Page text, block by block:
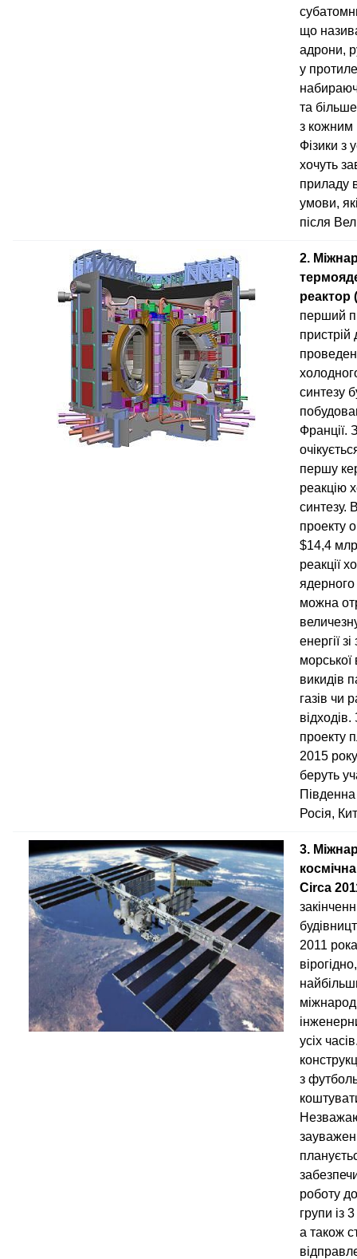
що
адрони,
у
та більше
з кожним
Фізики з
хочуть
приладу
умови,
після
2.
реактор
перший
пристрій
синтезу
Франції.
першу
реакцію
синтезу.
проекту
$14,4
реакції
ядерного
можна
енергії
морської
викидів
газів чи
проекту
2015
беруть
Росія,
3.
Сirca
2011
усіх
з
роботу
групи із
а також